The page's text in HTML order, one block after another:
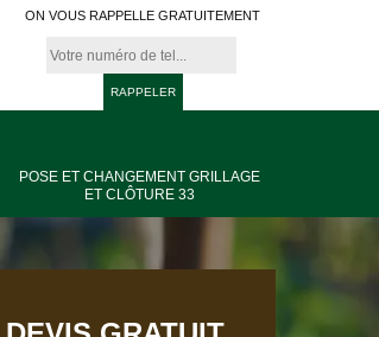
ON VOUS RAPPELLE GRATUITEMENT
POSE ET CHANGEMENT GRILLAGE
ET CLÔTURE 33